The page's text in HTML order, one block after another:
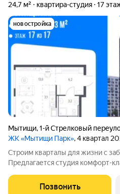
24,7 м²
квартира-студия 17
новостройка
Мытищи,1-й Стрелковый
ЖК «Мытищи Парк», 4 квартал
Строим кварталы для жизни с
Предлагается студия комфорт-
"Мытищи Парк".Квартиру в комплексе на выбор:
Позвонить